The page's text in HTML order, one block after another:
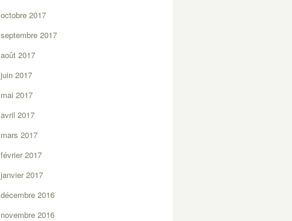
octobre 2017
septembre 2017
août 2017
juin 2017
mai 2017
avril 2017
mars 2017
février 2017
janvier 2017
décembre 2016
novembre 2016